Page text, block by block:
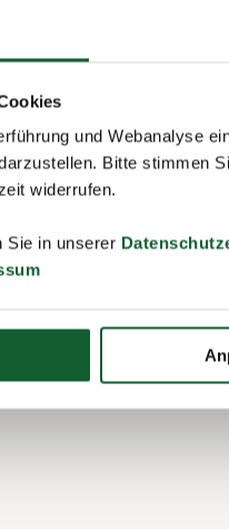
und Webanalyse
Bitte stimmen
widerrufen.
Sie in unserer